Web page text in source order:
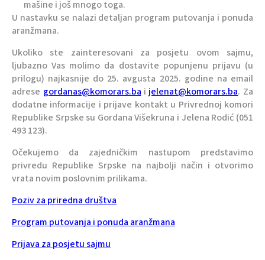
mašine i još mnogo toga.
U nastavku se nalazi detaljan program putovanja i ponuda
aranžmana.
Ukoliko ste zainteresovani za posjetu ovom sajmu,
ljubazno Vas molimo da dostavite popunjenu prijavu (u
prilogu) najkasnije do 25. avgusta 2025. godine na email
adrese gordanas@komorars.baijelenat@komorars.ba. Za
dodatne informacije i prijave kontakt u Privrednoj komori
Republike Srpske su Gordana Višekruna i Jelena Rodić (051
493 123).
Očekujemo da zajedničkim nastupom predstavimo
privredu Republike Srpske na najbolji način i otvorimo
vrata novim poslovnim prilikama.
Poziv za priredna društva
Program putovanja i ponuda aranžmana
Prijava za posjetu sajmu